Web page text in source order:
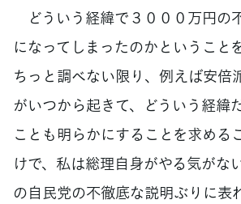
どういう経緯で３０００万円の
になってしまったのかということ
ちっと調べない限り、例えば安倍
がいつから起きて、どういう経緯
ことも明らかにすることを求める
けで、私は総理自身がやる気がな
の自民党の不徹底な説明ぶりに表